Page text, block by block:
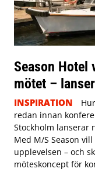
Season
mötet –
INSPIRATION
redan innan
Stockholm lanserar
Med M/S Season
upplevelsen – och
möteskoncept för